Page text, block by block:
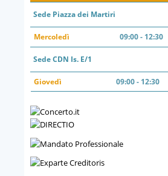
Sede Piazza dei Martiri
Mercoledì 09:00 - 12:30
Sede CDN Is. E/1
Giovedì 09:00 - 12:30